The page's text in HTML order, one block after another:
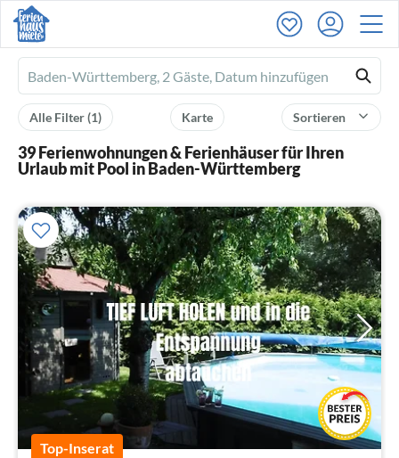
Ferienhausmiete
logo
Sortieren
Karte
Alle Filter(1)
39 Ferienwohnungen & Ferienhäuser für Ihren
Urlaub mit Pool in Baden-Württemberg
Top-Inserat